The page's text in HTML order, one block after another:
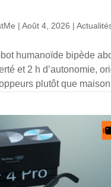
|Août 4, 2026 |
humanoïde bipède
et 2 h d’autonomie,
plutôt que